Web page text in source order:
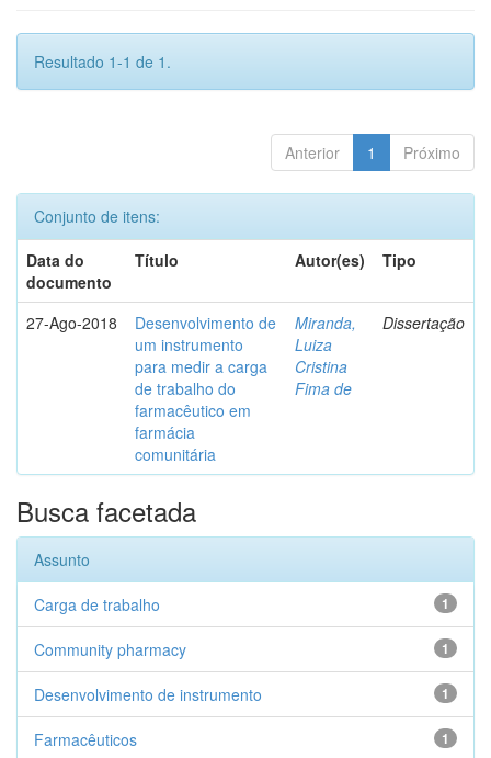
Resultado 1-1 de 1.
Anterior 1 Próximo
Conjunto de itens:
Data do
documento
Título Autor(es) Tipo
27-Ago-2018
Desenvolvimento de
um instrumento
para medir a carga
de trabalho do
farmacêutico em
farmácia
comunitária
Miranda,
Luiza
Cristina
Fima de
Dissertação
Busca facetada
Assunto
1
Carga de trabalho
1
Community pharmacy
1
Desenvolvimento de instrumento
1
Farmacêuticos